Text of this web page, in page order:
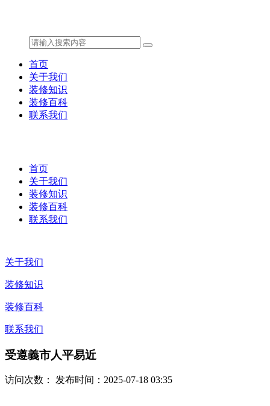
首页
关于我们
装修知识
装修百科
联系我们
首页
关于我们
装修知识
装修百科
联系我们
关于我们
装修知识
装修百科
联系我们
受遵義市人平易近
访问次数： 发布时间：2025-07-18 03:35